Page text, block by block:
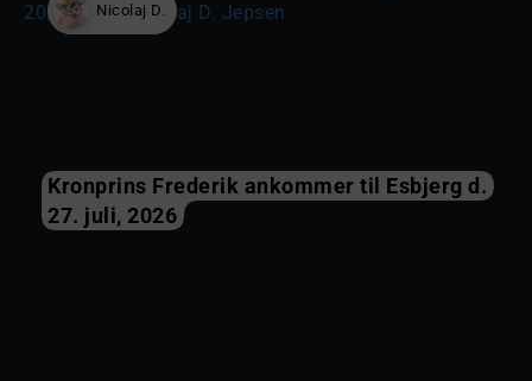
Nicolaj D.
Kronprins Frederik ankommer til Esbjerg d.
27. juli, 2026